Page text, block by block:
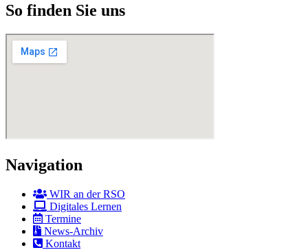
So finden Sie uns
Navigation
WIR an der RSO
Digitales Lernen
Termine
News-Archiv
Kontakt